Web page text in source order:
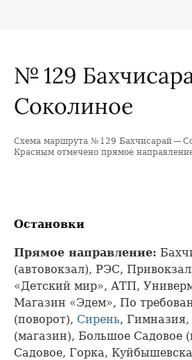
№ 129
Соколиное
+
Схема маршрута № 129 Бахчисарай —
Красным отмечено прямое
Остановки
Прямое направление:
(автовокзал), РЭС,
«Детский мир», АТП,
Магазин «Эдем», По
(поворот), Сирень, Гимназия,
(магазин), Большое Садовое
Садовое, Горка,